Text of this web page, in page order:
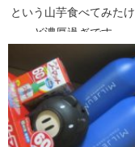
という山芋食べてみたけ
ど濃厚過ぎです